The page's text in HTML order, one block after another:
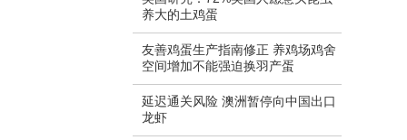
养大的土鸡蛋
友善鸡蛋生产指南修正 养鸡场鸡舍
空间增加不能强迫换羽产蛋
延迟通关风险 澳洲暂停向中国出口
龙虾